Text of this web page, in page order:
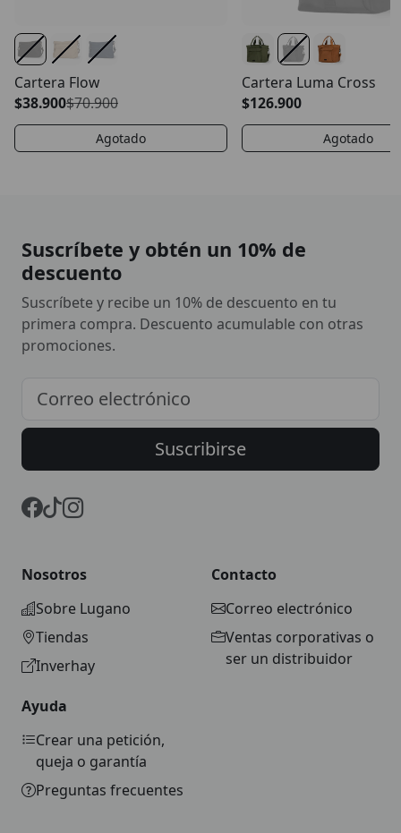
Cartera Flow
$38.900$70.900
Agotado
Cartera Luma Cross
$126.900
Agotado
Suscríbete y obtén un 10% de
descuento
Suscríbete y recibe un 10% de descuento en tu
primera compra. Descuento acumulable con otras
promociones.
Suscribirse
Nosotros
Sobre Lugano
Tiendas
Inverhay
Contacto
Correo electrónico
Ventas corporativas o
ser un distribuidor
Ayuda
Crear una petición,
queja o garantía
Preguntas frecuentes